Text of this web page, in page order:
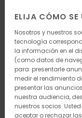
ELIJA CÓMO SE
Nosotros y nuestros
tecnología
la información en el
(como datos de
para: presentarle
medir el rendimiento
presentar las
nuestra audiencia,
nuestros socios.
aceptar o rechazar